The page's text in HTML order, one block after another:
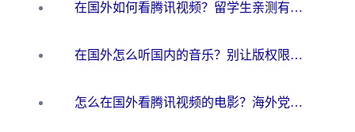
在国外如何看腾讯视频？留学生亲测有效的回国加速方案
在国外怎么听国内的音乐？别让版权限制断了你的华语歌单
怎么在国外看腾讯视频的电影？海外党亲测有效的回国加速指南